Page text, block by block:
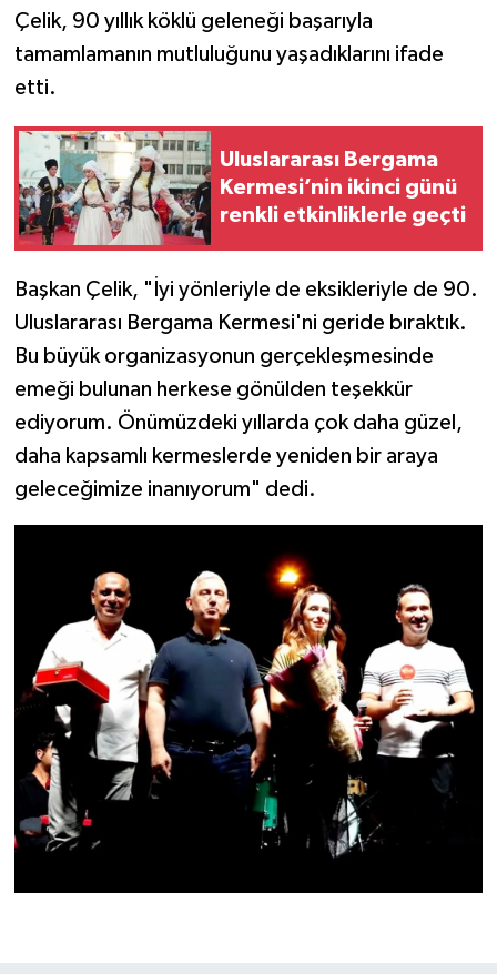
Çelik, 90 yıllık köklü geleneği başarıyla
tamamlamanın mutluluğunu yaşadıklarını ifade
etti.
Uluslararası Bergama
Kermesi’nin ikinci günü
renkli etkinliklerle geçti
Başkan Çelik, "İyi yönleriyle de eksikleriyle de 90.
Uluslararası Bergama Kermesi'ni geride bıraktık.
Bu büyük organizasyonun gerçekleşmesinde
emeği bulunan herkese gönülden teşekkür
ediyorum. Önümüzdeki yıllarda çok daha güzel,
daha kapsamlı kermeslerde yeniden bir araya
geleceğimize inanıyorum" dedi.